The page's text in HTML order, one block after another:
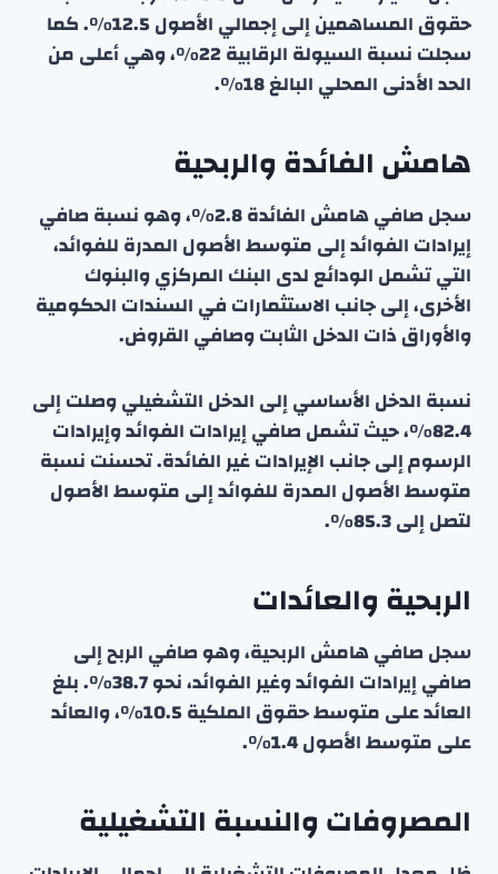
حقوق المساهمين إلى إجمالي الأصول 12.5٪. كما
سجلت نسبة السيولة الرقابية 22٪، وهي أعلى من
الحد الأدنى المحلي البالغ 18٪.
هامش الفائدة والربحية
سجل صافي هامش الفائدة 2.8٪، وهو نسبة صافي
إيرادات الفوائد إلى متوسط الأصول المدرة للفوائد،
التي تشمل الودائع لدى البنك المركزي والبنوك
الأخرى، إلى جانب الاستثمارات في السندات الحكومية
والأوراق ذات الدخل الثابت وصافي القروض.
نسبة الدخل الأساسي إلى الدخل التشغيلي وصلت إلى
82.4٪، حيث تشمل صافي إيرادات الفوائد وإيرادات
الرسوم إلى جانب الإيرادات غير الفائدة. تحسنت نسبة
متوسط الأصول المدرة للفوائد إلى متوسط الأصول
لتصل إلى 85.3٪.
الربحية والعائدات
سجل صافي هامش الربحية، وهو صافي الربح إلى
صافي إيرادات الفوائد وغير الفوائد، نحو 38.7٪. بلغ
العائد على متوسط حقوق الملكية 10.5٪، والعائد
على متوسط الأصول 1.4٪.
المصروفات والنسبة التشغيلية